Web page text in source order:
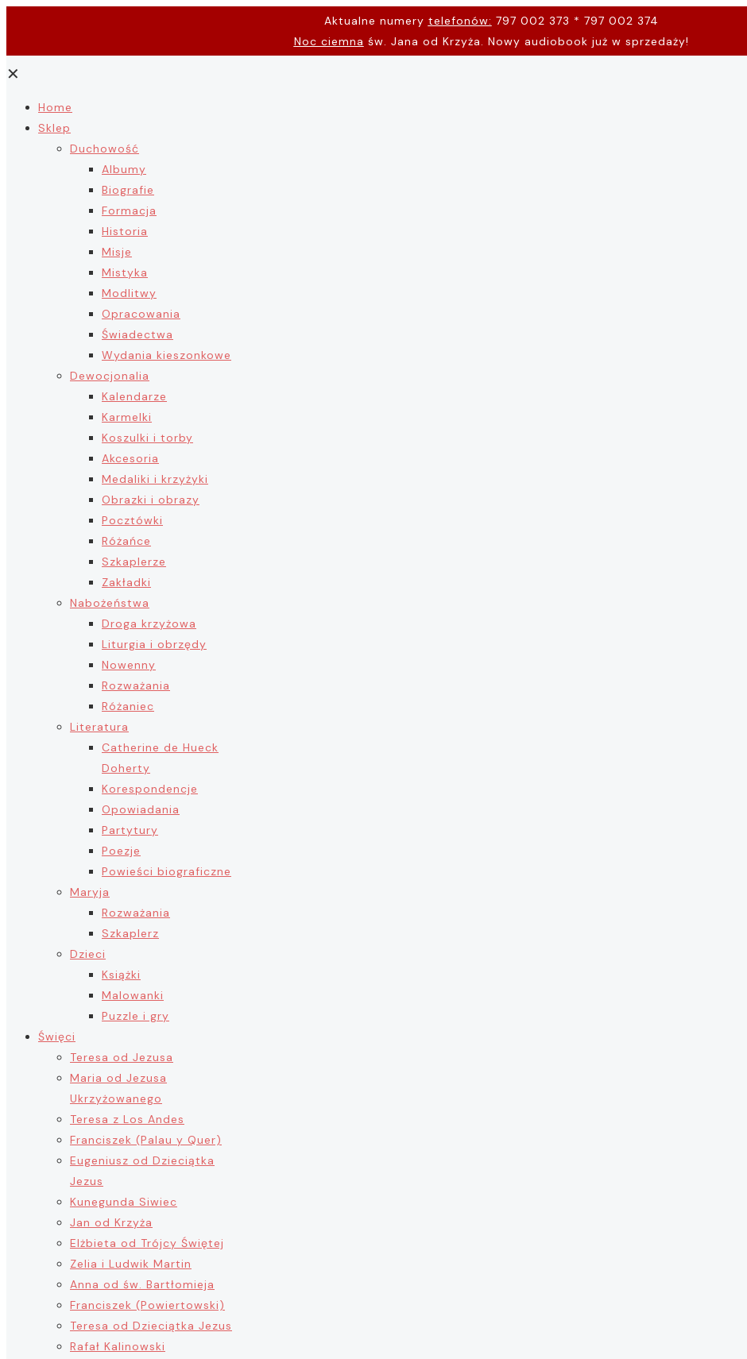
Aktualne numery telefonów: 797 002 373 * 797 002 374
Noc ciemna św. Jana od Krzyża. Nowy audiobook już w sprzedaży!
✕
Home
Sklep
Duchowość
Albumy
Biografie
Formacja
Historia
Misje
Mistyka
Modlitwy
Opracowania
Świadectwa
Wydania kieszonkowe
Dewocjonalia
Kalendarze
Karmelki
Koszulki i torby
Akcesoria
Medaliki i krzyżyki
Obrazki i obrazy
Pocztówki
Różańce
Szkaplerze
Zakładki
Nabożeństwa
Droga krzyżowa
Liturgia i obrzędy
Nowenny
Rozważania
Różaniec
Literatura
Catherine de Hueck
Doherty
Korespondencje
Opowiadania
Partytury
Poezje
Powieści biograficzne
Maryja
Rozważania
Szkaplerz
Dzieci
Książki
Malowanki
Puzzle i gry
Święci
Teresa od Jezusa
Maria od Jezusa
Ukrzyżowanego
Teresa z Los Andes
Franciszek (Palau y Quer)
Eugeniusz od Dzieciątka
Jezus
Kunegunda Siwiec
Jan od Krzyża
Elżbieta od Trójcy Świętej
Zelia i Ludwik Martin
Anna od św. Bartłomieja
Franciszek (Powiertowski)
Teresa od Dzieciątka Jezus
Rafał Kalinowski